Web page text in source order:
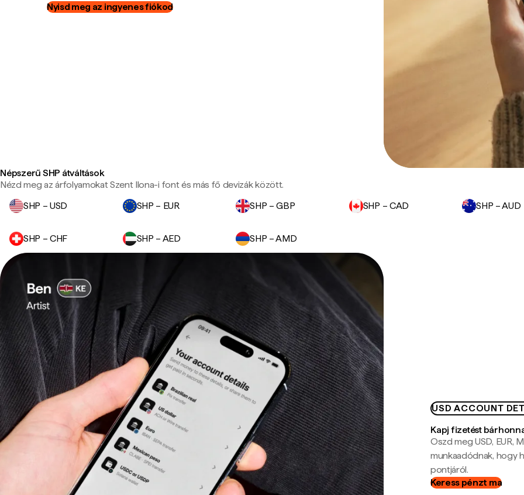
Nyisd meg az ingyenes fiókod
Népszerű SHP átváltások
Nézd meg az árfolyamokat Szent Ilona-i font és más fő devizák között.
SHP – USD
SHP – EUR SHP – GBP SHP – CAD SHP – AUD
SHP – CHF SHP – AED SHP – AMD
USD ACCOUNT
Kapj fizetést
Oszd meg USD, EUR,
munkaadódnak, hogy
pontjáról.
Keress pénzt ma